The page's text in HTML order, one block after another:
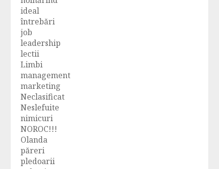
ideal
întrebări
job
leadership
lectii
Limbi
management
marketing
Neclasificat
Neslefuite
nimicuri
NOROC!!!
Olanda
păreri
pledoarii